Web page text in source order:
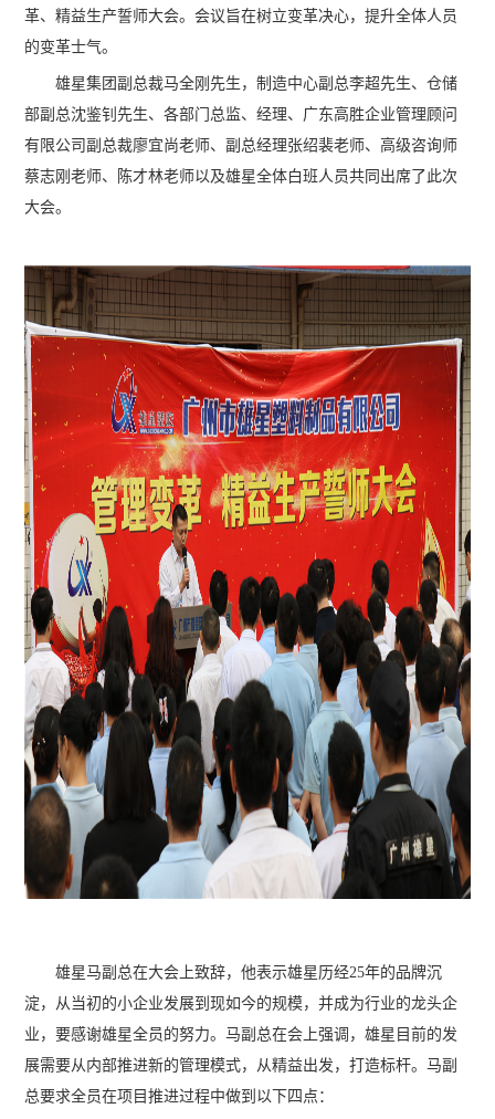
革、精益生产誓师大会。会议旨在树立变革决心，提升全体人员
的变革士气。
雄星集团副总裁马全刚先生，制造中心副总李超先生、仓储
部副总沈鉴钊先生、各部门总监、经理、广东高胜企业管理顾问
有限公司副总裁廖宜尚老师、副总经理张绍裴老师、高级咨询师
蔡志刚老师、陈才林老师以及雄星全体白班人员共同出席了此次
大会。
雄星马副总在大会上致辞，他表示雄星历经25年的品牌沉
淀，从当初的小企业发展到现如今的规模，并成为行业的龙头企
业，要感谢雄星全员的努力。马副总在会上强调，雄星目前的发
展需要从内部推进新的管理模式，从精益出发，打造标杆。马副
总要求全员在项目推进过程中做到以下四点：